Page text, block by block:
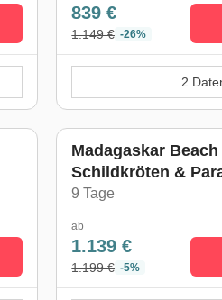
839 €
1.149 € -26%
2
Madagaskar
Schildkröten &
9 Tage
ab
1.139 €
1.199 € -5%